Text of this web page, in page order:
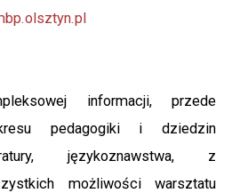
informacji, przede
pedagogiki i dziedzin
językoznawstwa, z
możliwości warsztatu